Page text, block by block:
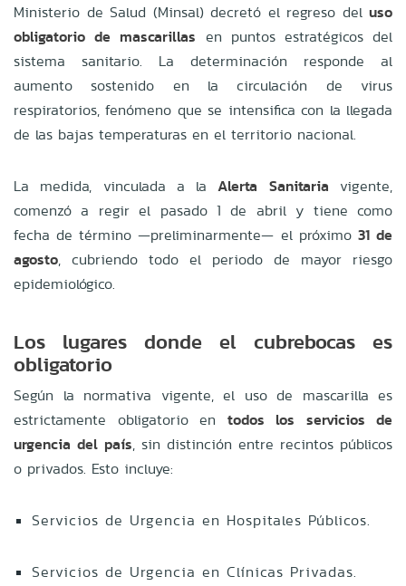
Ministerio de Salud (Minsal) decretó el regreso del uso
obligatorio de mascarillas en puntos estratégicos del
sistema sanitario. La determinación responde al
aumento sostenido en la circulación de virus
respiratorios, fenómeno que se intensifica con la llegada
de las bajas temperaturas en el territorio nacional.
La medida, vinculada a laAlerta Sanitaria vigente,
comenzó a regir el pasado 1 de abril y tiene como
fecha de término —preliminarmente— el próximo 31 de
agosto, cubriendo todo el periodo de mayor riesgo
epidemiológico.
Los lugares donde el cubrebocas es
obligatorio
Según la normativa vigente, el uso de mascarilla es
estrictamente obligatorio en todos los servicios de
urgencia del país, sin distinción entre recintos públicos
o privados. Esto incluye:
Servicios de Urgencia en Hospitales Públicos.
Servicios de Urgencia en Clínicas Privadas.